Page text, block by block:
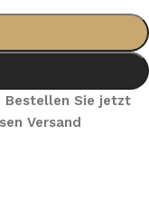
Bestellen Sie jetzt
Versand